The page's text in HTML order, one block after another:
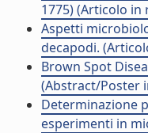
1775) (Articolo in
Aspetti
decapodi.
Brown Spot
(Abstract/Poster
Determinazione
esperimenti in